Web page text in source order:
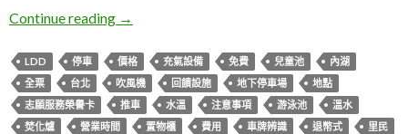
Continue reading 台北。內湖焚化爐溫水游泳池
→
LDD 停車 價格 充氣設備 免費 兒童池
內湖
全票
台北 吹風機 回饋設施 地下停車場
地點
志願服務榮譽卡
推車 水溫 注意事項 游泳池
溫水
焚化爐
營業時間 置物櫃 費用 車牌辨識 退幣式
里民